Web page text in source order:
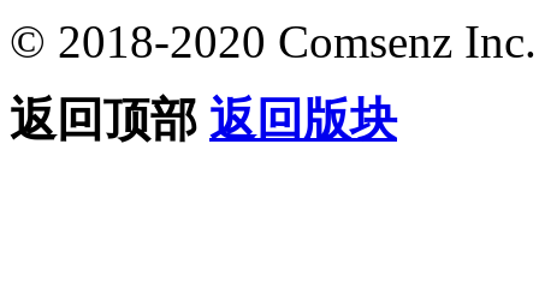
© 2018-2020 Comsenz Inc.
返回顶部 返回版块